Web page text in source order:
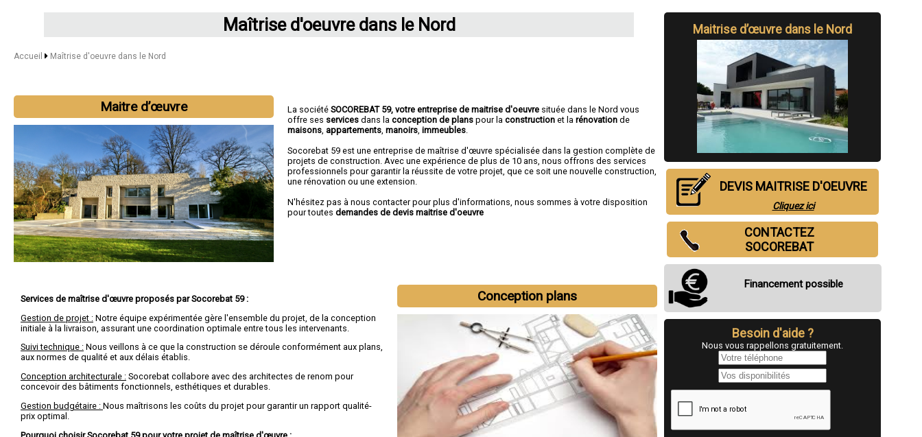
Maîtrise d'oeuvre dans le Nord
Accueil Maîtrise d'oeuvre dans le Nord
Maitre d’œuvre La sociétéSOCOREBAT 59, votre entreprise de maitrise d'oeuvre située dans le Nord vous
offre ses services dans laconception de plans pour laconstruction et larénovation de
maisons appartements ,manoirs ,immeubles
Socorebat 59 est une entreprise de maîtrise d'œuvre spécialisée dans la gestion complète de
projets de construction. Avec une expérience de plus de 10 ans, nous offrons des services
professionnels pour garantir la réussite de votre projet, que ce soit une nouvelle construction,
une rénovation ou une extension.
N'hésitez pas à nous contacter pour plus d'informations, nous sommes à votre disposition
pour toutesdemandes de devis maitrise d'oeuvre
Conception plans
Services de maîtrise d'œuvre proposés par Socorebat 59 :
Gestion de projet : Notre équipe expérimentée gère l'ensemble du projet, de la conception
initiale à la livraison, assurant une coordination optimale entre tous les intervenants.
Suivi technique : Nous veillons à ce que la construction se déroule conformément aux plans,
aux normes de qualité et aux délais établis.
Conception architecturale : Socorebat collabore avec des architectes de renom pour
concevoir des bâtiments fonctionnels, esthétiques et durables.
Gestion budgétaire : Nous maîtrisons les coûts du projet pour garantir un rapport qualité-
prix optimal.
Maitrise d’œuvre dans le Nord
DEVIS MAITRISE D'OEUVRE
Cliquez ici
CONTACTEZ
SOCOREBAT
Financement possible
Besoin d'aide ?
Nous vous rappellons gratuitement.